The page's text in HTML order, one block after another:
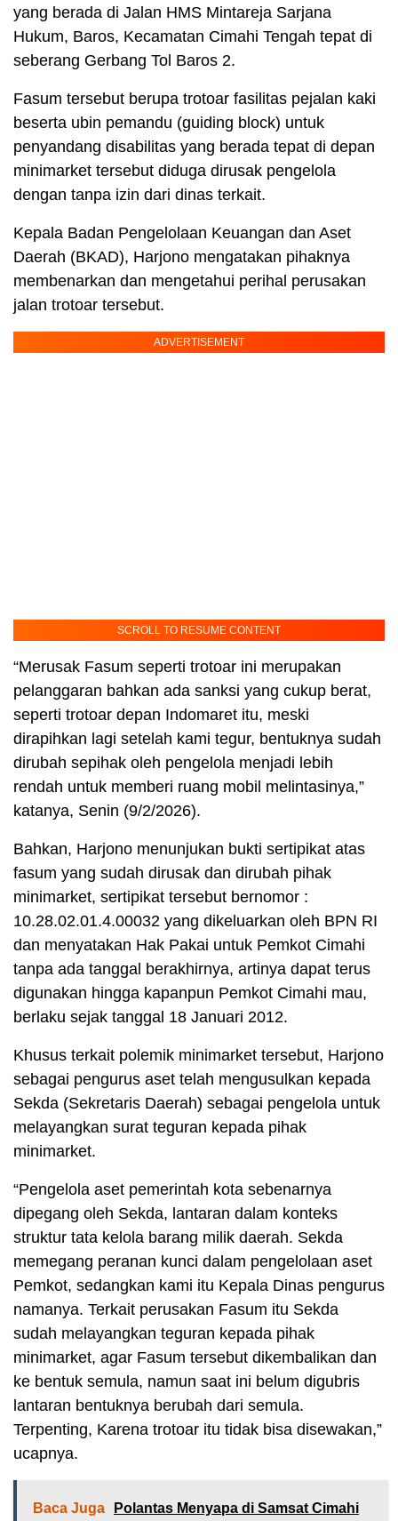
yang berada di Jalan HMS Mintareja Sarjana
Hukum, Baros, Kecamatan Cimahi Tengah tepat di
seberang Gerbang Tol Baros 2.
Fasum tersebut berupa trotoar fasilitas pejalan kaki
beserta ubin pemandu (guiding block) untuk
penyandang disabilitas yang berada tepat di depan
minimarket tersebut diduga dirusak pengelola
dengan tanpa izin dari dinas terkait.
Kepala Badan Pengelolaan Keuangan dan Aset
Daerah (BKAD), Harjono mengatakan pihaknya
membenarkan dan mengetahui perihal perusakan
jalan trotoar tersebut.
ADVERTISEMENT
SCROLL TO RESUME CONTENT
“Merusak Fasum seperti trotoar ini merupakan
pelanggaran bahkan ada sanksi yang cukup berat,
seperti trotoar depan Indomaret itu, meski
dirapihkan lagi setelah kami tegur, bentuknya sudah
dirubah sepihak oleh pengelola menjadi lebih
rendah untuk memberi ruang mobil melintasinya,”
katanya, Senin (9/2/2026).
Bahkan, Harjono menunjukan bukti sertipikat atas
fasum yang sudah dirusak dan dirubah pihak
minimarket, sertipikat tersebut bernomor :
10.28.02.01.4.00032 yang dikeluarkan oleh BPN RI
dan menyatakan Hak Pakai untuk Pemkot Cimahi
tanpa ada tanggal berakhirnya, artinya dapat terus
digunakan hingga kapanpun Pemkot Cimahi mau,
berlaku sejak tanggal 18 Januari 2012.
Khusus terkait polemik minimarket tersebut, Harjono
sebagai pengurus aset telah mengusulkan kepada
Sekda (Sekretaris Daerah) sebagai pengelola untuk
melayangkan surat teguran kepada pihak
minimarket.
“Pengelola aset pemerintah kota sebenarnya
dipegang oleh Sekda, lantaran dalam konteks
struktur tata kelola barang milik daerah. Sekda
memegang peranan kunci dalam pengelolaan aset
Pemkot, sedangkan kami itu Kepala Dinas pengurus
namanya. Terkait perusakan Fasum itu Sekda
sudah melayangkan teguran kepada pihak
minimarket, agar Fasum tersebut dikembalikan dan
ke bentuk semula, namun saat ini belum digubris
lantaran bentuknya berubah dari semula.
Terpenting, Karena trotoar itu tidak bisa disewakan,”
ucapnya.
Baca Juga Polantas Menyapa di Samsat Cimahi